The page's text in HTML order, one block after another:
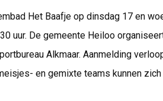
Het Baafje op dinsdag 17 en
uur. De gemeente Heiloo
Alkmaar. Aanmelding
en gemixte teams kunnen zich